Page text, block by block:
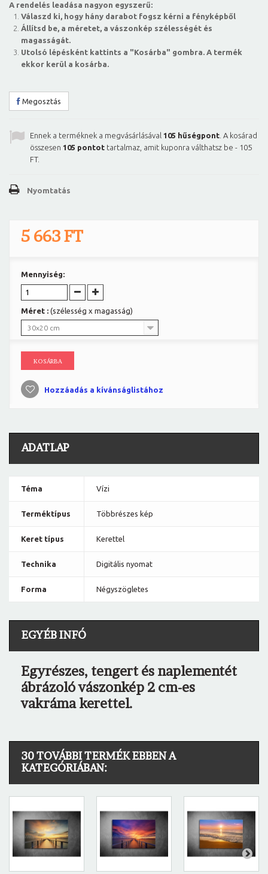
A rendelés leadása nagyon egyszerű:
Válaszd ki, hogy hány darabot fogsz kérni a fényképből
Állítsd be, a méretet, a vászonkép szélességét és
magasságát.
Utolsó lépésként kattints a "Kosárba" gombra. A termék
ekkor kerül a kosárba.
Megosztás
Ennek a terméknek a megvásárlásával 105 hűségpont . A kosárad
összesen 105 pontot tartalmaz, amit kuponra válthatsz be - 105
FT.
Nyomtatás
5 663 FT
Mennyiség:
Méret : (szélesség x magasság)
30x20 cm
KOSÁRBA
Hozzáadás a kívánságlistához
ADATLAP
Téma Vízi
Terméktípus Többrészes kép
Keret típus Kerettel
Technika Digitális nyomat
Forma Négyszögletes
EGYÉB INFÓ
Egyrészes, tengert és naplementét
ábrázoló vászonkép 2 cm-es
vakráma kerettel.
30 TOVÁBBI TERMÉK EBBEN A
KATEGÓRIÁBAN: